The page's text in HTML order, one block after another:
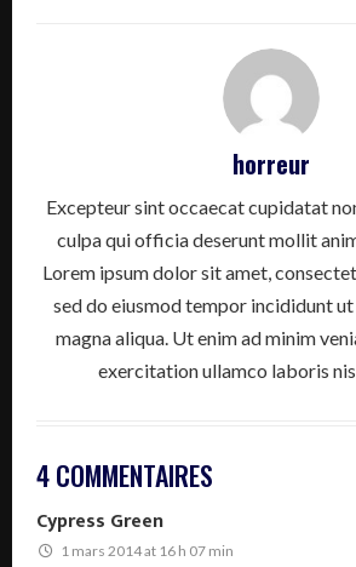
horreur
Excepteur sint occaecat cupidatat
culpa qui officia deserunt mollit
Lorem ipsum dolor sit amet,
sed do eiusmod tempor incididunt
magna aliqua. Ut enim ad minim
exercitation ullamco laboris
4 COMMENTAIRES
Cypress Green
1 mars 2014 at 16 h 07 min